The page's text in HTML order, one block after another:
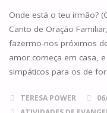
Onde está o teu irmão?
Canto de Oração
fazermo-nos próximos
amor começa em casa,
simpáticos para os de
TERESA POWER